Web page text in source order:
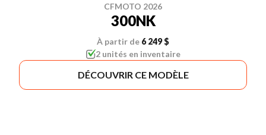
CFMOTO 2026
300NK
À partir de 6 249 $
2 unités en inventaire
DÉCOUVRIR CE MODÈLE